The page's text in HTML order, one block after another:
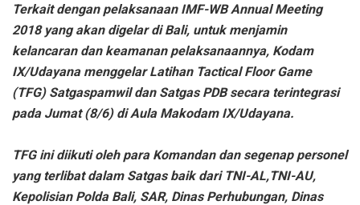
Terkait dengan pelaksanaan IMF-WB Annual Meeting
2018 yang akan digelar di Bali, untuk menjamin
kelancaran dan keamanan pelaksanaannya, Kodam
IX/Udayana menggelar Latihan Tactical Floor Game
(TFG) Satgaspamwil dan Satgas PDB secara terintegrasi
pada Jumat (8/6) di Aula Makodam IX/Udayana.
TFG ini diikuti oleh para Komandan dan segenap personel
yang terlibat dalam Satgas baik dari TNI-AL,TNI-AU,
Kepolisian Polda Bali, SAR, Dinas Perhubungan, Dinas